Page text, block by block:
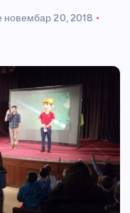
новембар 20, 2018